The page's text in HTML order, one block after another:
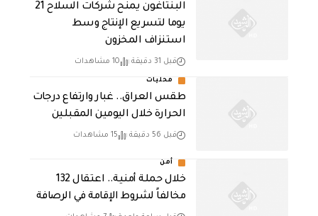
البنتاغون يمنح شركات السلاح 21
يوما لتسريع الإنتاج وسط
استنزاف المخزون
قبل 31 دقيقة 10 مشاهدات
محليات
طقس العراق.. غبار وارتفاع درجات
الحرارة خلال اليومين المقبلين
قبل 56 دقيقة 15 مشاهدات
أمن
خلال حملة أمنية.. اعتقال 132
مخالفاً لشروط الإقامة في الرصافة